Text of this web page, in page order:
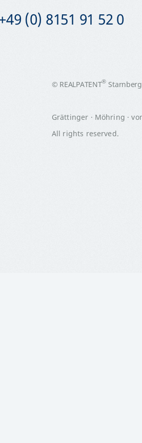
(0) 8151 91 52 0
© REALPATENT®
Grättinger · Möhring ·
All rights reserved.